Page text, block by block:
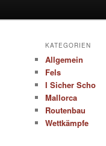
KATEGORIEN
Allgemein
Fels
I Sicher Scho
Mallorca
Routenbau
Wettkämpfe